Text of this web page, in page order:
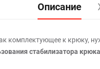
Описание
комплектующее к крюку,
стабилизатора